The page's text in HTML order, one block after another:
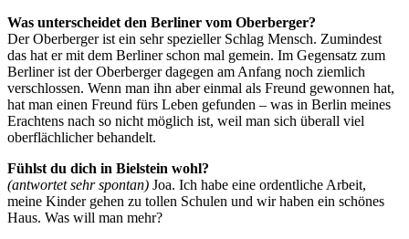
Was unterscheidet den Berliner vom Oberberger?
Der Oberberger ist ein sehr spezieller Schlag Mensch. Zumindest
das hat er mit dem Berliner schon mal gemein. Im Gegensatz zum
Berliner ist der Oberberger dagegen am Anfang noch ziemlich
verschlossen. Wenn man ihn aber einmal als Freund gewonnen hat,
hat man einen Freund fürs Leben gefunden – was in Berlin meines
Erachtens nach so nicht möglich ist, weil man sich überall viel
oberflächlicher behandelt.
Fühlst du dich in Bielstein wohl?
(antwortet sehr spontan) Joa. Ich habe eine ordentliche Arbeit,
meine Kinder gehen zu tollen Schulen und wir haben ein schönes
Haus. Was will man mehr?